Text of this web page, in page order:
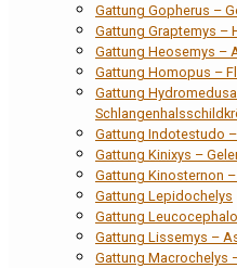
Gattung Gopherus –
Gattung Graptemys –
Gattung Heosemys –
Gattung Homopus –
Gattung
Gattung Indotestudo
Gattung Kinixys –
Gattung Kinosternon
Gattung Lepidochelys
Gattung
Gattung Lissemys –
Gattung Macrochelys